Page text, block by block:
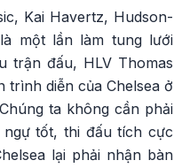
Kai Havertz, Hudson-
một lần làm tung lưới
trận đấu, HLV Thomas
diễn của Chelsea ở
ta không cần phải
tốt, thi đấu tích cực
lại phải nhận bàn